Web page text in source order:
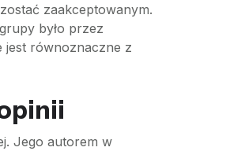
zaakceptowanym.
było przez
jest równoznaczne z
Jego autorem w